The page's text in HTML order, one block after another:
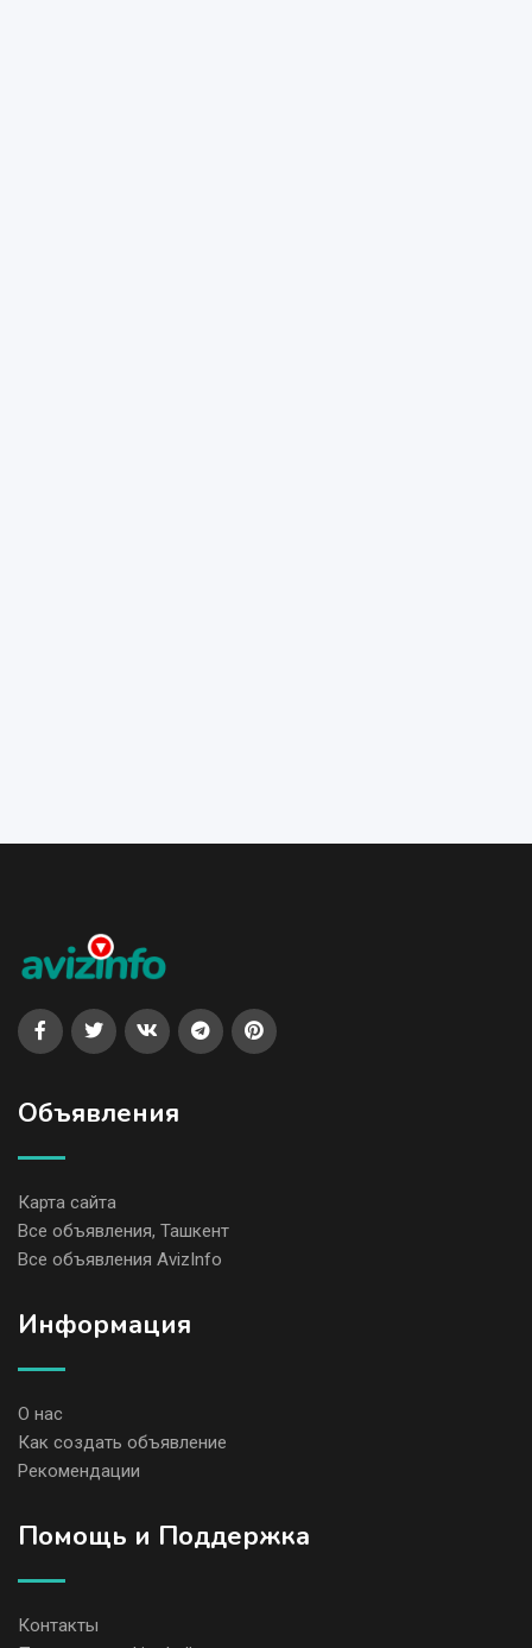
Объявления
Карта сайта
Все объявления, Ташкент
Все объявления AvizInfo
Информация
О нас
Как создать объявление
Рекомендации
Помощь и Поддержка
Контакты